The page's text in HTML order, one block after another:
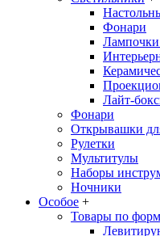
Фонари
Лайт-
Фонари
Открывашки
Рулетки
Мультитулы
Наборы
Ночники
Особое +
Товары по